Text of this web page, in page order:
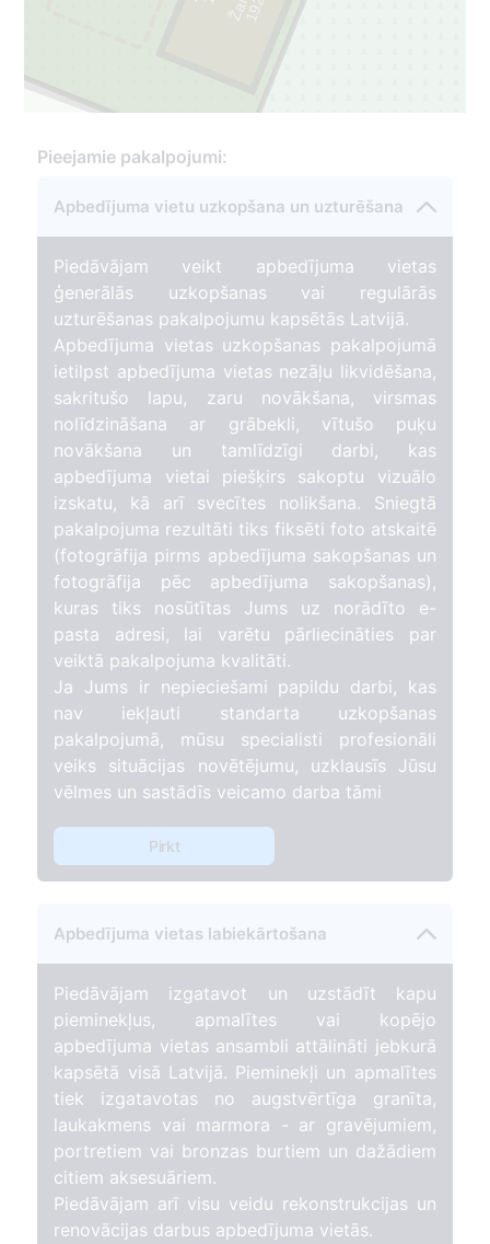
1
9
2
2
-
2
0
1
1
9
2
4
-
2
0
0
Pieejamie pakalpojumi:
Apbedījuma vietu uzkopšana un uzturēšana
Piedāvājam veikt apbedījuma vietas
ģenerālās uzkopšanas vai regulārās
uzturēšanas pakalpojumu kapsētās Latvijā.
Apbedījuma vietas uzkopšanas pakalpojumā
ietilpst apbedījuma vietas nezāļu likvidēšana,
sakritušo lapu, zaru novākšana, virsmas
nolīdzināšana ar grābekli, vītušo puķu
novākšana un tamlīdzīgi darbi, kas
apbedījuma vietai piešķirs sakoptu vizuālo
izskatu, kā arī svecītes nolikšana. Sniegtā
pakalpojuma rezultāti tiks fiksēti foto atskaitē
(fotogrāfija pirms apbedījuma sakopšanas un
fotogrāfija pēc apbedījuma sakopšanas),
kuras tiks nosūtītas Jums uz norādīto e-
pasta adresi, lai varētu pārliecināties par
veiktā pakalpojuma kvalitāti.
Ja Jums ir nepieciešami papildu darbi, kas
nav iekļauti standarta uzkopšanas
pakalpojumā, mūsu specialisti profesionāli
veiks situācijas novētējumu, uzklausīs Jūsu
vēlmes un sastādīs veicamo darba tāmi
Pirkt
Apbedījuma vietas labiekārtošana
Piedāvājam izgatavot un uzstādīt kapu
pieminekļus, apmalītes vai kopējo
apbedījuma vietas ansambli attālināti jebkurā
kapsētā visā Latvijā. Pieminekļi un apmalītes
tiek izgatavotas no augstvērtīga granīta,
laukakmens vai marmora - ar gravējumiem,
portretiem vai bronzas burtiem un dažādiem
citiem aksesuāriem.
Piedāvājam arī visu veidu rekonstrukcijas un
renovācijas darbus apbedījuma vietās.